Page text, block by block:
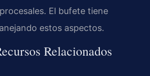
El bufete tiene
estos aspectos.
Relacionados